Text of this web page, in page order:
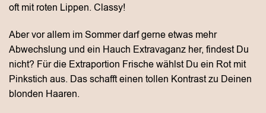
oft mit roten Lippen. Classy!
Aber vor allem im Sommer darf gerne etwas mehr
Abwechslung und ein Hauch Extravaganz her, findest Du
nicht? Für die Extraportion Frische wählst Du ein Rot mit
Pinkstich aus. Das schafft einen tollen Kontrast zu Deinen
blonden Haaren.